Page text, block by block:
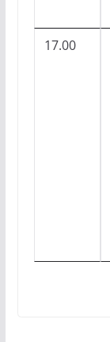
17.00